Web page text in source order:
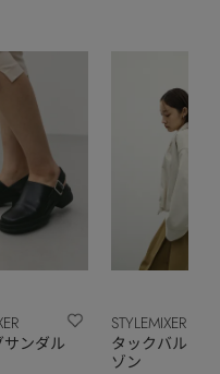
ンダル
STYLEMIXER
タックバルー
ゾン